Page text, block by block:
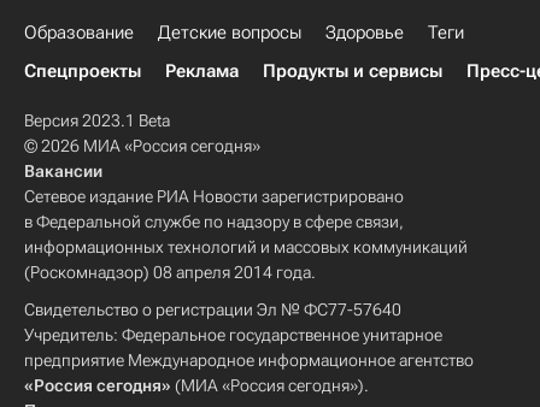
Образование Детские вопросы Здоровье
Теги
Спецпроекты
Реклама Продукты и сервисы Пресс-
Версия 2023.1 Beta
© 2026 МИА «Россия сегодня»
Вакансии
Сетевое издание РИА Новости зарегистрировано
в Федеральной службе по надзору в сфере связи,
информационных технологий и массовых коммуникаций
(Роскомнадзор) 08 апреля 2014 года.
Свидетельство о регистрации Эл № ФС77-57640
Учредитель: Федеральное государственное унитарное
предприятие Международное информационное агентство
«Россия сегодня» (МИА «Россия сегодня»).